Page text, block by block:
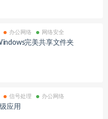
办公网络 网络安全
完美共享文件夹
信号处理 办公网络
应用